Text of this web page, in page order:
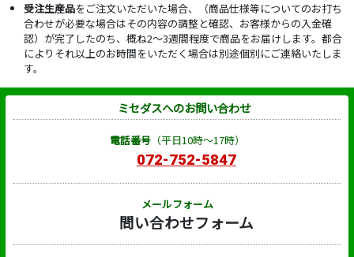
受注生産品をご注文いただいた場合、（商品仕様等についてのお打ち
合わせが必要な場合はその内容の調整と確認、お客様からの入金確
認）が完了したのち、概ね2～3週間程度で商品をお届けします。都合
によりそれ以上のお時間をいただく場合は別途個別にご連絡いたしま
す。
ミセダスへのお問い合わせ
電話番号（平日10時～17時）
072-752-5847
メールフォーム
問い合わせフォーム